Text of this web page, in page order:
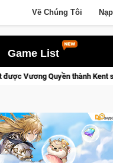
Về Chúng Tôi
Game List
Trial Xtreme